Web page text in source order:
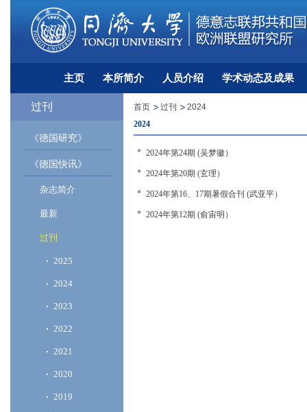
主页 本所简介 人员介绍 学术动态及成果
过刊
《德国研究》
《德国快讯》
杂志简介
最新
过刊
2025
2024
2023
2022
2021
2020
2019
首页 过刊
2024
2024
2024年第24期 (吴梦徽）
2024年第20期 (玄理）
2024年第16、17期暑假合刊 (武亚平）
2024年第12期 (俞宙明）